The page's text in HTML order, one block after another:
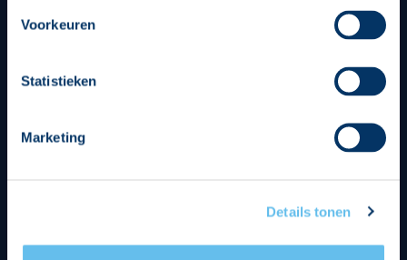
Voorkeuren
Statistieken
Marketing
Details tonen